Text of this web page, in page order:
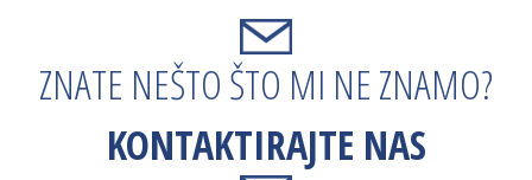
ZNATE NEŠTO ŠTO MI NE ZNAMO?
KONTAKTIRAJTE NAS